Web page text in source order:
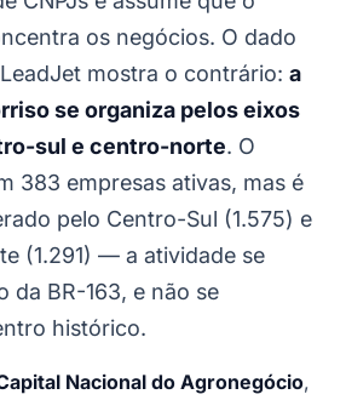
os negócios. O dado
mostra o contrário: a
se organiza pelos eixos
sul e centro-norte. O
383 empresas ativas, mas é
pelo Centro-Sul (1.575) e
(1.291) — a atividade se
da BR-163, e não se
histórico.
Nacional do Agronegócio,